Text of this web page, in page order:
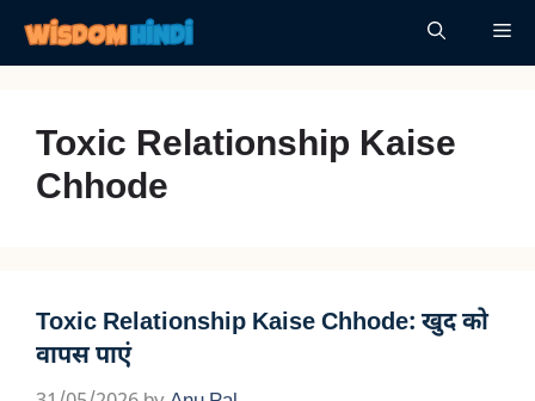
content
Toxic Relationship Kaise
Chhode
Toxic Relationship Kaise Chhode: खुद को
वापस पाएं